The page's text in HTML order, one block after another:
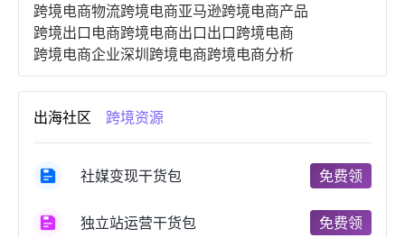
跨境电商物流跨境电商亚马逊跨境电商产品
跨境出口电商跨境电商出口出口跨境电商
跨境电商企业深圳跨境电商跨境电商分析
进口跨境电商跨境电商服务广州跨境电商
跨境电商市场跨境电商创业跨境电商注册
跨境电商开店跨境电商营销
跨境电商商品个人跨境电商跨境电商案例
郑州跨境电商跨境电商趋势
跨境电商费用美国跨境电商
出海社区 跨境资源
社媒变现干货包 免费领
独立站运营干货包 免费领